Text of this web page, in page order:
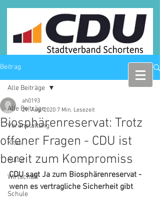
Beitrag
Alle Beiträge
Veranstaltung
Kitas
Kultur
Wirtschaft
Schule
Alle Beiträge
Biosphärenreservat: Trotz
offener Fragen - CDU ist
bereit zum Kompromiss
ah0193
29. Aug. 2020 7 Min. Lesezeit
CDU sagt Ja zum Biosphärenreservat -
wenn es vertragliche Sicherheit gibt